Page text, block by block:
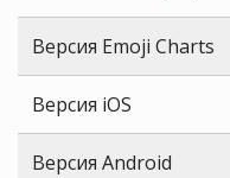
Версия Emoji Charts
Версия iOS
Версия Android